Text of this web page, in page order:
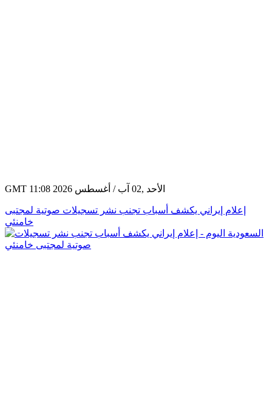
GMT 11:08 2026 الأحد ,02 آب / أغسطس
إعلام إيراني يكشف أسباب تجنب نشر تسجيلات صوتية لمجتبى
خامنئي